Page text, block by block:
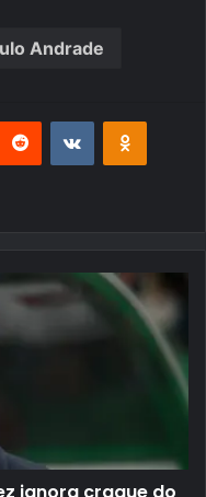
Andrade
Reddit VK OK